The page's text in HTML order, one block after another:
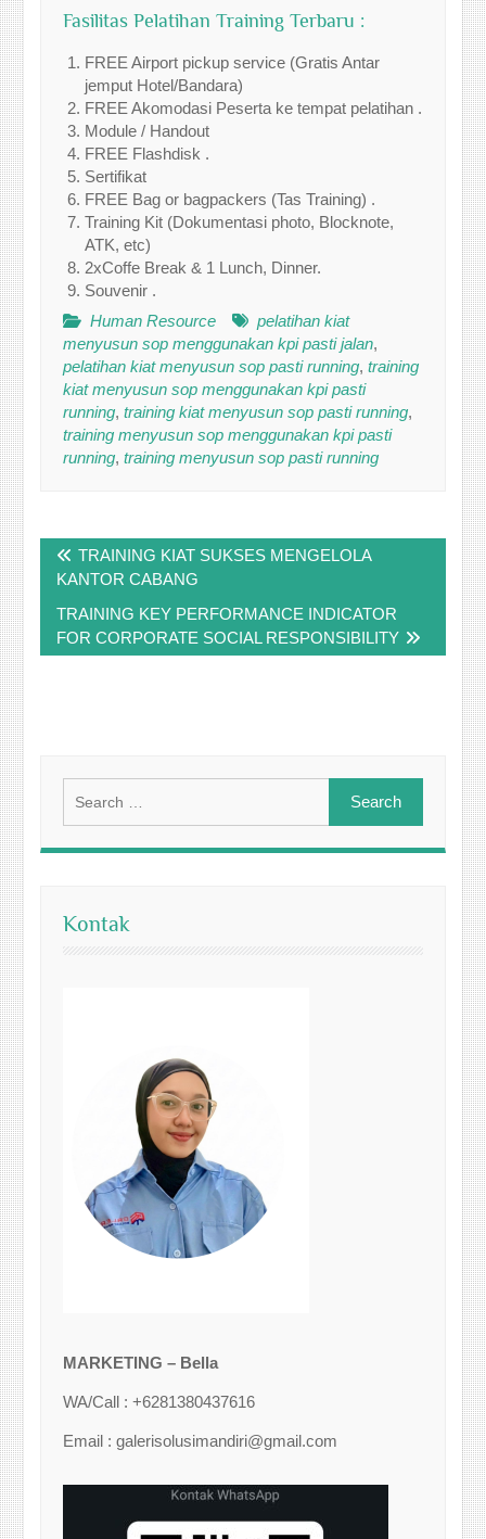
Fasilitas Pelatihan Training Terbaru :
FREE Airport pickup service (Gratis Antar
jemput Hotel/Bandara)
FREE Akomodasi Peserta ke tempat pelatihan .
Module / Handout
FREE Flashdisk .
Sertifikat
FREE Bag or bagpackers (Tas Training) .
Training Kit (Dokumentasi photo, Blocknote,
ATK, etc)
2xCoffe Break & 1 Lunch, Dinner.
Souvenir .
Human Resource
pelatihan kiat
menyusun sop menggunakan kpi pasti jalan,
pelatihan kiat menyusun sop pasti running,training
kiat menyusun sop menggunakan kpi pasti
running,training kiat menyusun sop pasti running,
training menyusun sop menggunakan kpi pasti
running,training menyusun sop pasti running
navigation
TRAINING KIAT SUKSES MENGELOLA
KANTOR CABANG
TRAINING KEY PERFORMANCE INDICATOR
FOR CORPORATE SOCIAL RESPONSIBILITY
for:
Kontak
MARKETING – Bella
WA/Call : +6281380437616
Email : galerisolusimandiri@gmail.com